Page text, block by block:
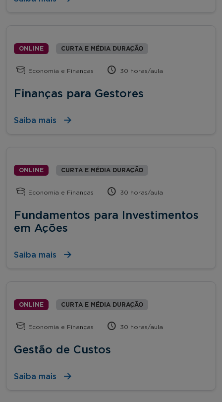
ONLINE CURTA E MÉDIA DURAÇÃO
Economia e Finanças 30 horas/aula
Finanças para Gestores
Saiba mais
ONLINE CURTA E MÉDIA DURAÇÃO
Economia e Finanças 30 horas/aula
Fundamentos para Investimentos
em Ações
Saiba mais
ONLINE CURTA E MÉDIA DURAÇÃO
Economia e Finanças 30 horas/aula
Gestão de Custos
Saiba mais